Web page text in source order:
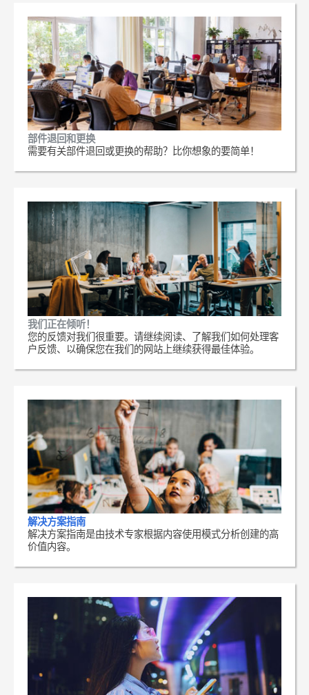
部件退回和更换
需要有关部件退回或更换的帮助？比你想象的要简单！
我们正在倾听！
您的反馈对我们很重要。请继续阅读、了解我们如何处理客
户反馈、以确保您在我们的网站上继续获得最佳体验。
解决方案指南
解决方案指南是由技术专家根据内容使用模式分析创建的高
价值内容。